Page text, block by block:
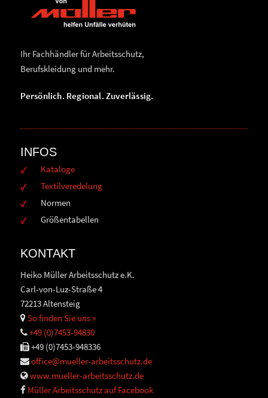
Ihr Fachhändler für Arbeitsschutz,
Berufskleidung und mehr.
Persönlich. Regional. Zuverlässig.
INFOS
Kataloge
Textilveredelung
Normen
Größentabellen
KONTAKT
Heiko Müller Arbeitsschutz e.K.
Carl-von-Luz-Straße 4
72213 Altensteig
So finden Sie uns »
+49 (0)7453-94830
+49 (0)7453-948336
office@mueller-arbeitsschutz.de
www.mueller-arbeitsschutz.de
Müller Arbeitsschutz auf Facebook